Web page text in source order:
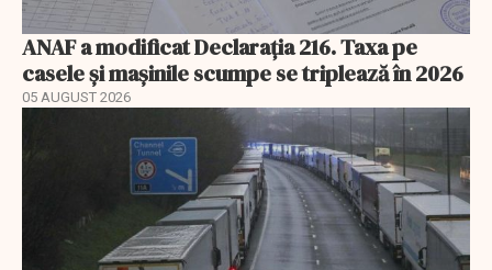
ANAF a modificat Declarația 216. Taxa pe
casele și mașinile scumpe se triplează în 2026
05 AUGUST 2026